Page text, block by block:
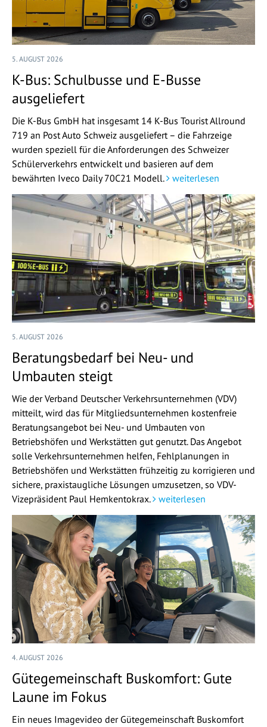
5. AUGUST 2026
K-Bus: Schulbusse und E-Busse
ausgeliefert
Die K-Bus GmbH hat insgesamt 14 K-Bus Tourist Allround
719 an Post Auto Schweiz ausgeliefert – die Fahrzeige
wurden speziell für die Anforderungen des Schweizer
Schülerverkehrs entwickelt und basieren auf dem
bewährten Iveco Daily 70C21 Modell.
weiterlesen
5. AUGUST 2026
Beratungsbedarf bei Neu- und
Umbauten steigt
Wie der Verband Deutscher Verkehrsunternehmen (VDV)
mitteilt, wird das für Mitgliedsunternehmen kostenfreie
Beratungsangebot bei Neu- und Umbauten von
Betriebshöfen und Werkstätten gut genutzt. Das Angebot
solle Verkehrsunternehmen helfen, Fehlplanungen in
Betriebshöfen und Werkstätten frühzeitig zu korrigieren und
sichere, praxistaugliche Lösungen umzusetzen, so VDV-
Vizepräsident Paul Hemkentokrax.
weiterlesen
4. AUGUST 2026
Gütegemeinschaft Buskomfort: Gute
Laune im Fokus
Ein neues Imagevideo der Gütegemeinschaft Buskomfort